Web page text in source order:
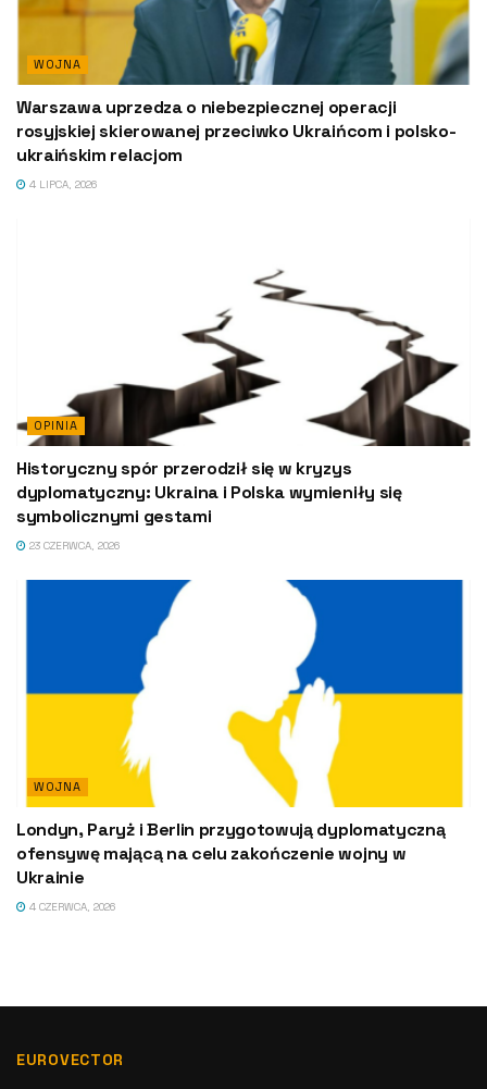
WOJNA
Warszawa uprzedza o niebezpiecznej operacji
rosyjskiej skierowanej przeciwko Ukraińcom i polsko-
ukraińskim relacjom
4 LIPCA, 2026
OPINIA
Historyczny spór przerodził się w kryzys
dyplomatyczny: Ukraina i Polska wymieniły się
symbolicznymi gestami
23 CZERWCA, 2026
WOJNA
Londyn, Paryż i Berlin przygotowują dyplomatyczną
ofensywę mającą na celu zakończenie wojny w
Ukrainie
4 CZERWCA, 2026
EUROVECTOR